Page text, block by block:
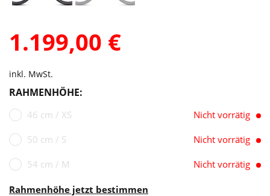
1.199,00 €
inkl. MwSt.
RAHMENHÖHE:
46 cm / XS Nicht vorrätig
50 cm / S Nicht vorrätig
54 cm / M Nicht vorrätig
Rahmenhöhe jetzt bestimmen